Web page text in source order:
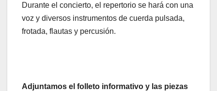
Durante el concierto, el repertorio se hará con una
voz y diversos instrumentos de cuerda pulsada,
frotada, flautas y percusión.
Adjuntamos el folleto informativo y las piezas